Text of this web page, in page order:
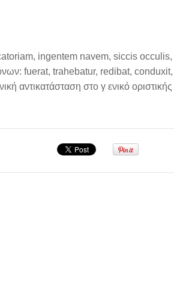
ingentem navem, siccis
fuerat, trahebatur, redibat,
αντικατάσταση στο γ ενικό οριστικής